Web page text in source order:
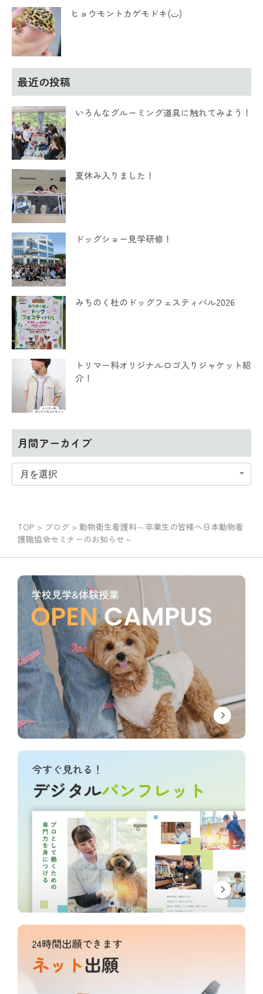
ヒョウモントカゲモドキ(ت)
最近の投稿
いろんなグルーミング道具に触れてみよう！
夏休み入りました！
ドッグショー見学研修！
みちのく杜のドッグフェスティバル2026
トリマー科オリジナルロゴ入りジャケット紹
介！
月間アーカイブ
TOP > ブログ > 動物衛生看護科～卒業生の皆様へ日本動物看
護職協会セミナーのお知らせ～